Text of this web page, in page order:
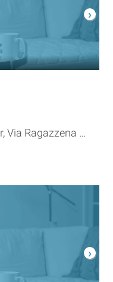
Á un jet de pierre de la mer, Via Ragazzena 144